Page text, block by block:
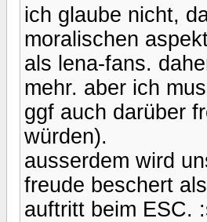
ich glaube nicht,
moralischen
als lena-fans.
mehr. aber ich
ggf auch darüber
würden).
ausserdem wird
freude beschert
auftritt beim ESC.